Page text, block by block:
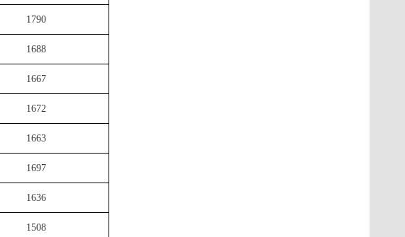
1790
1688
1667
1672
1663
1697
1636
1508